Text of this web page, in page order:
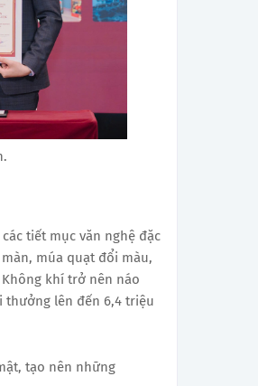
tiết mục văn nghệ đặc
múa quạt đổi màu,
khí trở nên náo
thưởng lên đến 6,4 triệu
tạo nên những